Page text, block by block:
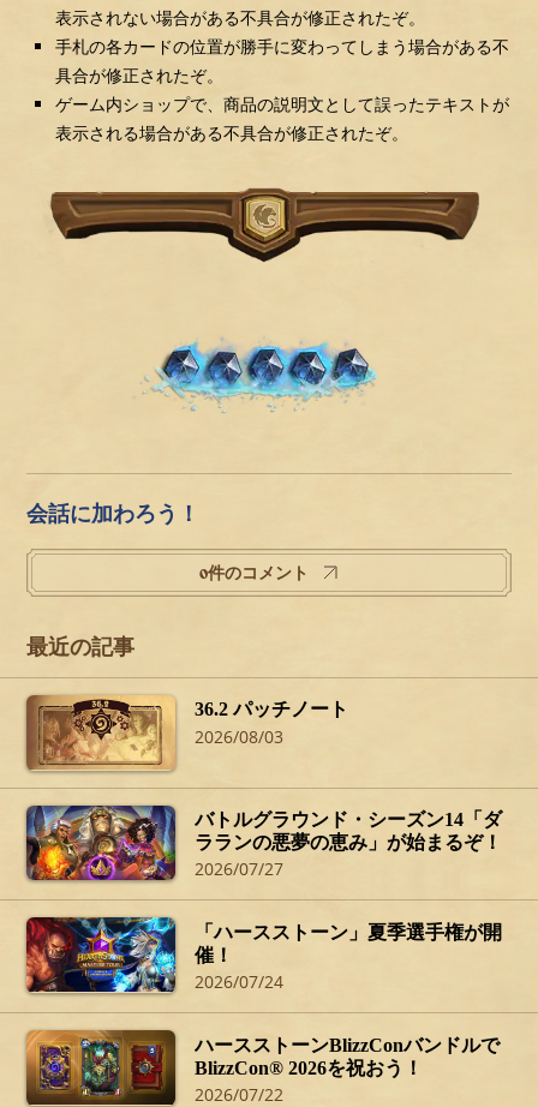
表示されない場合がある不具合が修正されたぞ。
手札の各カードの位置が勝手に変わってしまう場合がある不
具合が修正されたぞ。
ゲーム内ショップで、商品の説明文として誤ったテキストが
表示される場合がある不具合が修正されたぞ。
会話に加わろう！
0件のコメント
最近の記事
36.2 パッチノート
2026/08/03
バトルグラウンド・シーズン14「ダ
ラランの悪夢の恵み」が始まるぞ！
2026/07/27
「ハースストーン」夏季選手権が開
催！
2026/07/24
ハースストーンBlizzConバンドルで
BlizzCon® 2026を祝おう！
2026/07/22